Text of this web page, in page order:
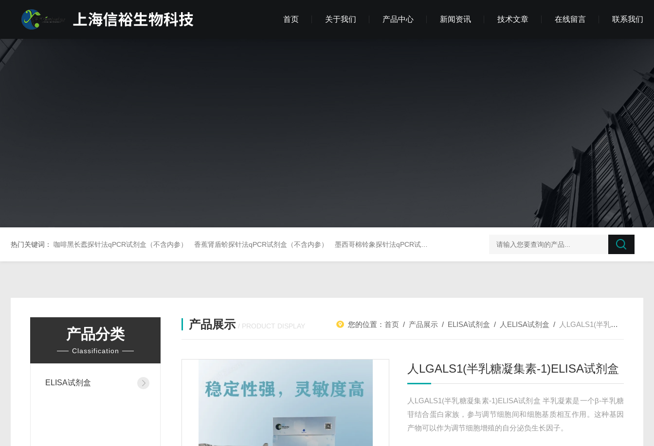
首页 关于我们 产品中心 新闻资讯 技术文章 在线留言 联系我们
热门关键词： 咖啡黑长蠹探针法qPCR试剂盒（不含内参） 香蕉肾盾蚧探针法qPCR试剂盒（不含内参） 墨西哥棉铃象探针法qPCR试剂盒（不含内参） 榛子东部枯萎病菌探针法qPCR试剂盒不含内参
产品分类
Classification
ELISA试剂盒
产品展示 / PRODUCT DISPLAY 您的位置：首页 / 产品展示 / ELISA试剂盒 / 人ELISA试剂盒 / 人LGALS1(半乳糖凝集素-1)ELISA试剂盒
人LGALS1(半乳糖凝集素-1)ELISA试剂盒
人LGALS1(半乳糖凝集素-1)ELISA试剂盒 半乳凝素是一个β-半乳糖
苷结合蛋白家族，参与调节细胞间和细胞基质相互作用。这种基因
产物可以作为调节细胞增殖的自分泌负生长因子。